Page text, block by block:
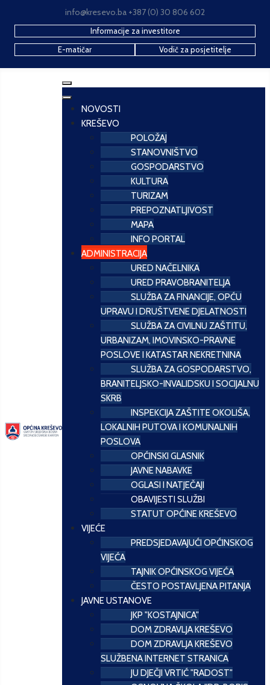
info@kresevo.ba +387 (0) 30 806 602
Informacije za investitore
E-matičar
Vodič za posjetitelje
NOVOSTI
KREŠEVO
POLOŽAJ
STANOVNIŠTVO
GOSPODARSTVO
KULTURA
TURIZAM
PREPOZNATLJIVOST
MAPA
INFO PORTAL
ADMINISTRACIJA
URED NAČELNIKA
URED PRAVOBRANITELJA
SLUŽBA ZA FINANCIJE, OPĆU
UPRAVU I DRUŠTVENE DJELATNOSTI
SLUŽBA ZA CIVILNU ZAŠTITU,
URBANIZAM, IMOVINSKO-PRAVNE
POSLOVE I KATASTAR NEKRETNINA
SLUŽBA ZA GOSPODARSTVO,
BRANITELJSKO-INVALIDSKU I SOCIJALNU
SKRB
INSPEKCIJA ZAŠTITE OKOLIŠA,
LOKALNIH PUTOVA I KOMUNALNIH
POSLOVA
OPĆINSKI GLASNIK
JAVNE NABAVKE
OGLASI I NATJEČAJI
OBAVIJESTI SLUŽBI
STATUT OPĆINE KREŠEVO
VIJEĆE
PREDSJEDAVAJUĆI OPĆINSKOG
VIJEĆA
TAJNIK OPĆINSKOG VIJEĆA
ČESTO POSTAVLJENA PITANJA
JAVNE USTANOVE
JKP "KOSTAJNICA"
DOM ZDRAVLJA KREŠEVO
DOM ZDRAVLJA KREŠEVO
SLUŽBENA INTERNET STRANICA
JU DJEČJI VRTIĆ "RADOST"